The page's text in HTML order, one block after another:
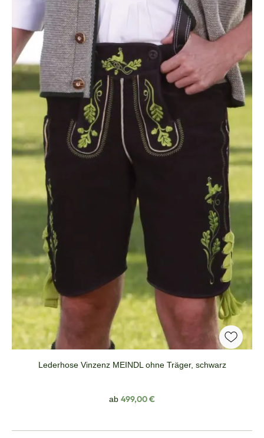
Lederhose Vinzenz MEINDL ohne Träger, schwarz
Regulärer Preis:
ab 499,00 €